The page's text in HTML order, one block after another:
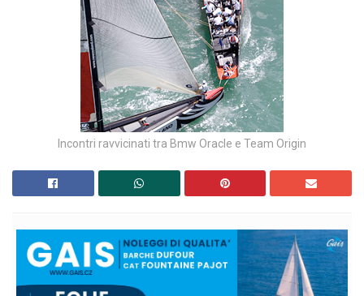
Incontri ravvicinati tra Bmw Oracle e Team Origin